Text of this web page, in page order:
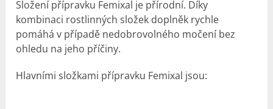
Složení přípravku Femixal je přírodní. Díky
kombinaci rostlinných složek doplněk rychle
pomáhá v případě nedobrovolného močení bez
ohledu na jeho příčiny.
Hlavními složkami přípravku Femixal jsou: